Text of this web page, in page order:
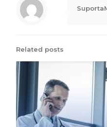
Related posts